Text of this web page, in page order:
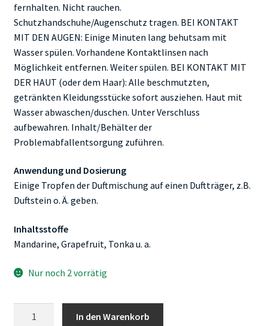
fernhalten. Nicht rauchen.
Schutzhandschuhe/Augenschutz tragen. BEI KONTAKT
MIT DEN AUGEN: Einige Minuten lang behutsam mit
Wasser spülen. Vorhandene Kontaktlinsen nach
Möglichkeit entfernen. Weiter spülen. BEI KONTAKT MIT
DER HAUT (oder dem Haar): Alle beschmutzten,
getränkten Kleidungsstücke sofort ausziehen. Haut mit
Wasser abwaschen/duschen. Unter Verschluss
aufbewahren. Inhalt/Behälter der
Problemabfallentsorgung zuführen.
Anwendung und Dosierung
Einige Tropfen der Duftmischung auf einen Duftträger, z.B.
Duftstein o. Ä. geben.
Inhaltsstoffe
Mandarine, Grapefruit, Tonka u. a.
Nur noch 2 vorrätig
In den Warenkorb